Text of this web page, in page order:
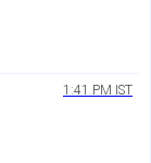
1:41 PM IST